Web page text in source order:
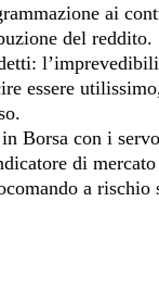
ai
del reddito.
essere
Borsa con i
di mercato
a rischio